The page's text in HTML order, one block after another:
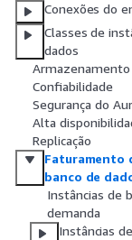
Conexões do
Classes de
dados
Armazenamento
Confiabilidade
Segurança do
Alta
Replicação
Faturamento
banco de
Instâncias de
demanda
Instâncias